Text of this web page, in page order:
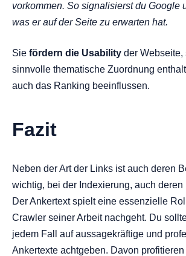
vorkommen. So signalisierst du Google
was er auf der Seite zu erwarten hat.
Sie fördern die Usability der Webseite,
sinnvolle thematische Zuordnung
auch das Ranking beeinflussen.
Fazit
Neben der Art der Links ist auch deren
wichtig, bei der Indexierung, auch deren
Der Ankertext spielt eine essenzielle
Crawler seiner Arbeit nachgeht. Du
jedem Fall auf aussagekräftige und
Ankertexte achtgeben. Davon